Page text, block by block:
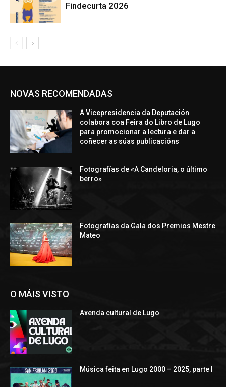
Findecurta 2026
NOVAS RECOMENDADAS
A Vicepresidencia da Deputación
colabora coa Feira do Libro de Lugo
para promocionar a lectura e dar a
coñecer as súas publicacións
Fotografías de «A Candeloria, o último
berro»
Fotografías da Gala dos Premios Mestre
Mateo
O MÁIS VISTO
Axenda cultural de Lugo
Música feita en Lugo 2000 – 2025, parte I